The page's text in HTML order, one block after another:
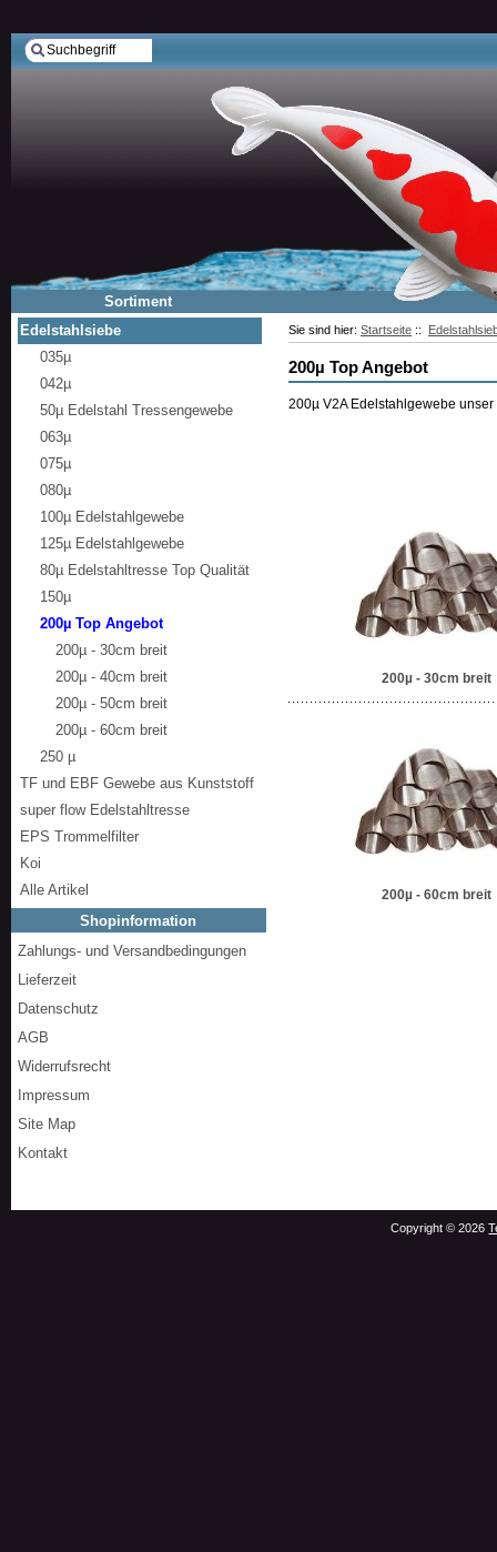
Sie sind hier: Startseite ::
200µ Top Angebot
200µ V2A Edelstahlgewebe unser
200µ - 30cm breit
200µ - 60cm breit
Sortiment
Edelstahlsiebe
035µ
042µ
50µ Edelstahl Tressengewebe
063µ
075µ
080µ
100µ Edelstahlgewebe
125µ Edelstahlgewebe
80µ Edelstahltresse Top Qualität
150µ
200µ Top Angebot
200µ - 30cm breit
200µ - 40cm breit
200µ - 50cm breit
200µ - 60cm breit
250 µ
TF und EBF Gewebe aus Kunststoff
super flow Edelstahltresse
EPS Trommelfilter
Koi
Alle Artikel
Shopinformation
Zahlungs- und Versandbedingungen
Lieferzeit
Datenschutz
AGB
Widerrufsrecht
Impressum
Site Map
Kontakt
Copyright © 2026